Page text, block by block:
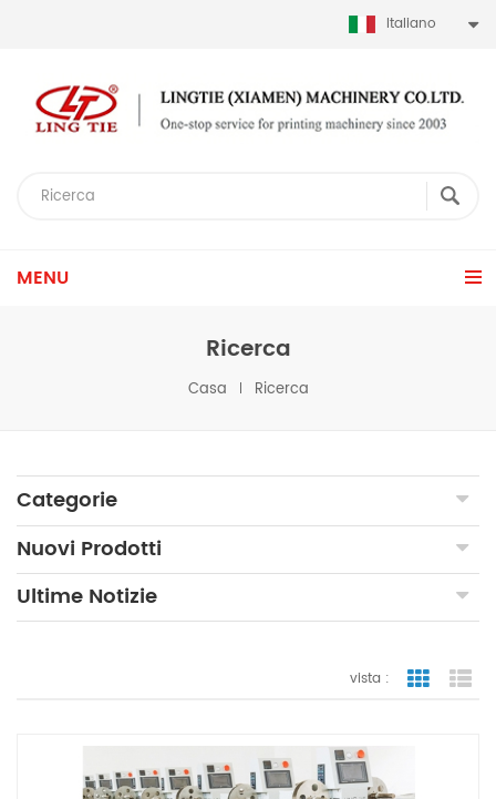
Italiano
MENU
Ricerca
Casa Ricerca
Categorie
Nuovi Prodotti
Ultime Notizie
vista : vista a